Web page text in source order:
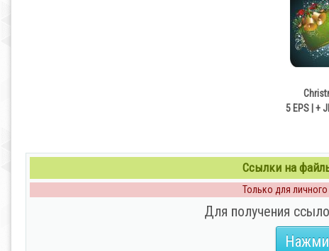
5 EPS | +
Ссылки на
Только для
Для получения